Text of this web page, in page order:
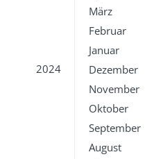
März
Februar
Januar
2024
Dezember
November
Oktober
September
August